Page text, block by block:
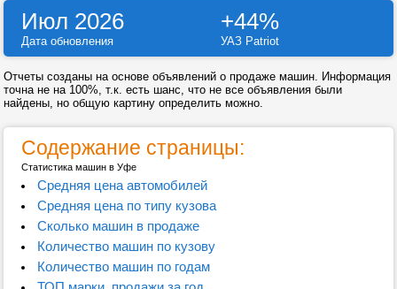
Июл 2026 +44%
Дата обновления УАЗ Patriot
Отчеты созданы на основе объявлений о продаже машин. Информация
точна не на 100%, т.к. есть шанс, что не все объявления были
найдены, но общую картину определить можно.
Содержание страницы:
Статистика машин в Уфе
Средняя цена автомобилей
Средняя цена по типу кузова
Сколько машин в продаже
Количество машин по кузову
Количество машин по годам